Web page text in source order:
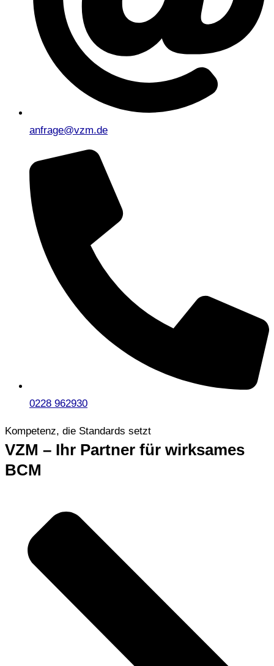
anfrage@vzm.de
0228 962930
Kompetenz, die Standards setzt
VZM – Ihr Partner für wirksames
BCM